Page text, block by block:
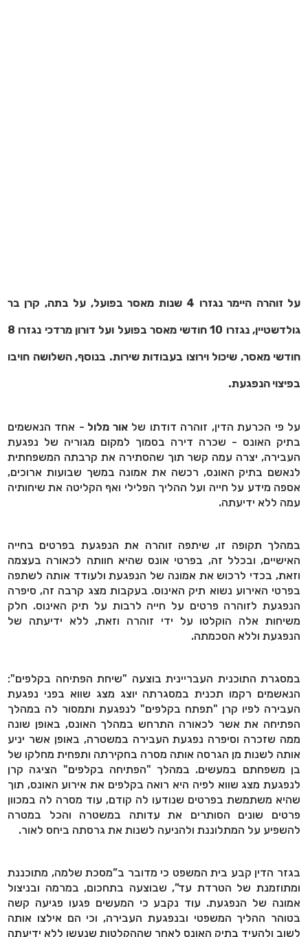
על זוהרה היימר נגזרו 4 שנות מאסר בפועל, על בתה, קרן בר
גולדשטיין, נגזרו 10 חודשי מאסר בפועל ועל דורון מרדכי נגזרו 8
חודשי מאסר, שיכול וירוצו בעבודות שירות. בנוסף, השלושה חויבו
בפיצוי הנפגעת.
על פי הכרעת הדין, זוהרה דודתו שלאור מלול- אחד הנאשמים
בתיק האונס - שכרה דירה בסמוך למקום מגוריה של נפגעת
העבירה, יצרה עמה קשר תוך שהסתירה את קרבתה המשפחתית
לנאשם בתיק האונס, רכשה את אמונה במשך שבועות ארוכים,
אספה מידע על חייה ועל ההליך הפלילי ואף הקליטה את שיחותיה
עמה ללא ידיעתה.
במהלך תקופה זו, שיתפה זוהרה את הנפגעת בפרטים בחייה
האישיים, ובכלל זה, בפרטי אונס שהיא חוותה לכאורה בעצמה
וזאת, בכדי לרכוש את אמונה של הנפגעת ולעודד אותה לשתפה
בפרטי האירוע נשוא תיק האינוס. בעקבות מצג קרבה זה, סיפרה
הנפגעת לזוהרה פרטים על חייה לרבות על תיק האינוס. חלק
משיחות אלה הוקלטו על ידי זוהרה וזאת, ללא ידיעתה של
הנפגעת וללא הסכמתה.
במסגרת התוכנית העבריינית בוצעה "שיחת הפתיחה בקלפים":
הנאשמים רקמו תכנית במסגרתה יוצג מצג שווא בפני נפגעת
העבירה לפיו קרן "תפתח בקלפים" לנפגעת ותמסור לה במהלך
הפתיחה את אשר לכאורה התרחש במהלך האונס, באופן שונה
ממה שזכרה וסיפרה נפגעת העבירה במשטרה, באופן אשר יניע
אותה לשנות מן הגרסה אותה מסרה בחקירתה ותפחית מחלקו של
בן משפחתם במעשים. במהלך "הפתיחה בקלפים" הציגה קרן
לנפגעת מצג שווא לפיה היא רואה בקלפים את אירוע האונס, תוך
שהיא משתמשת בפרטים שנודעו לה קודם, עוד מסרה לה במכוון
פרטים שונים הסותרים את עדותה במשטרה והכל במטרה
להשפיע על המתלוננת ולהניעה לשנות את גרסתה ביחס לאור.
בגזר הדין קבע בית המשפט כי מדובר ב”מסכת שלמה, מתוכננת
ומתוזמנת של הטרדת עד”, שבוצעה בתחכום, במרמה ובניצול
אמונה של הנפגעת. עוד נקבע כי המעשים פגעו פגיעה קשה
בטוהר ההליך המשפטי ובנפגעת העבירה, וכי הם אילצו אותה
לשוב ולהעיד בתיק האונס לאחר שההקלטות שנעשו ללא ידיעתה